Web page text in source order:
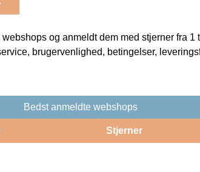
og anmeldt dem med stjerner fra 1
brugervenlighed, betingelser,
Bedst anmeldte webshops
Stjerner